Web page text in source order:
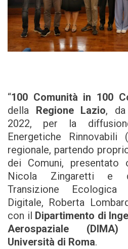
“100 Comunità in 100
della
Regione Lazio, da
2022, per la
Energetiche
regionale, partendo
dei Comuni, presentato
Nicola Zingaretti e
Transizione Ecologica
Digitale, Roberta
con il Dipartimento di
Aerospaziale
Università di Roma.